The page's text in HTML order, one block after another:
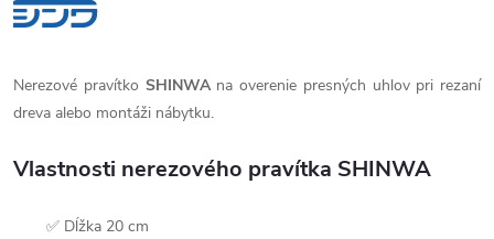
Nerezové pravítko SHINWAna overenie presných uhlov pri rezaní
dreva alebo montáži nábytku.
Vlastnosti nerezového pravítka SHINWA
✅ Dĺžka 20 cm